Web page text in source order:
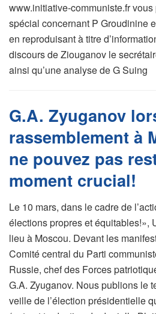
www.initiative-communiste.fr
spécial concernant P Groudinine
en reproduisant à titre
discours de Ziouganov le
ainsi qu’une analyse de G Suing
G.A. Zyuganov
rassemblement à
ne pouvez pas
moment crucial!
Le 10 mars, dans le cadre de
élections propres et équitables!»,
lieu à Moscou. Devant les
Comité central du Parti
Russie, chef des Forces
G.A. Zyuganov. Nous publions le
veille de l’élection présidentielle